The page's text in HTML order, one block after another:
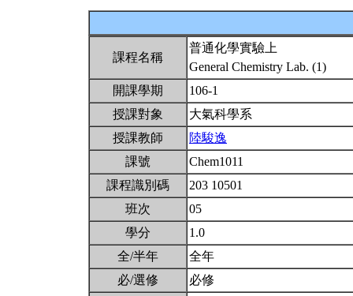
課程名稱
普通化學實驗上
General Chemistry Lab. (1)
開課學期
106-1
授課對象
大氣科學系
授課教師
陸駿逸
課號
Chem1011
課程識別碼
203 10501
班次
05
學分
1.0
全/半年
全年
必/選修
必修